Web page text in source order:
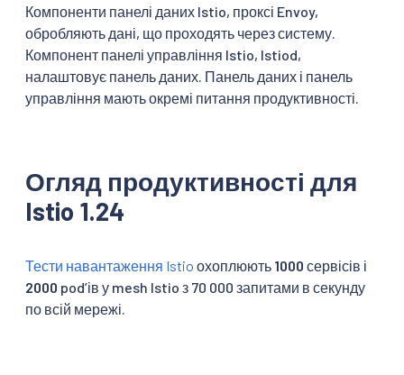
Компоненти панелі даних Istio, проксі Envoy,
обробляють дані, що проходять через систему.
Компонент панелі управління Istio, Istiod,
налаштовує панель даних. Панель даних і панель
управління мають окремі питання продуктивності.
Огляд продуктивності для
Istio 1.24
Тести навантаження Istio охоплюють 1000 сервісів і
2000 podʼів у mesh Istio з 70 000 запитами в секунду
по всій мережі.